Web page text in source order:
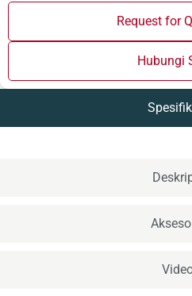
Request for
Hubungi